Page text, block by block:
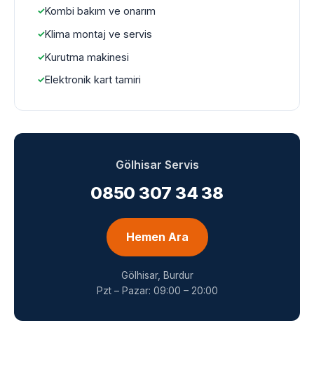
Kombi bakım ve onarım
Klima montaj ve servis
Kurutma makinesi
Elektronik kart tamiri
Gölhisar Servis
0850 307 34 38
Hemen Ara
Gölhisar, Burdur
Pzt – Pazar: 09:00 – 20:00